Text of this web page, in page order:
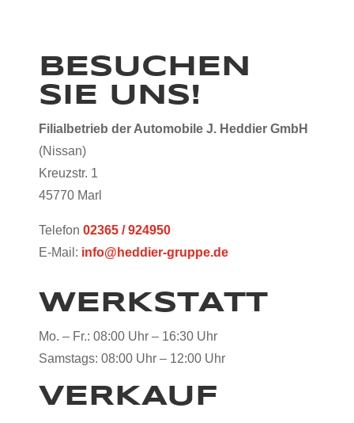
BESUCHEN
SIE UNS!
Filialbetrieb der Automobile J. Heddier GmbH
(Nissan)
Kreuzstr. 1
45770 Marl
Telefon02365 / 924950
E-Mail: info@heddier-gruppe.de
WERKSTATT
Mo. – Fr.: 08:00 Uhr – 16:30 Uhr
Samstags: 08:00 Uhr – 12:00 Uhr
VERKAUF